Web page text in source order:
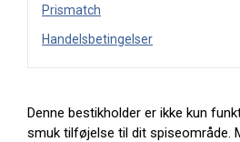
Prismatch
Handelsbetingelser
Denne bestikholder er ikke kun
smuk tilføjelse til dit spiseområde.